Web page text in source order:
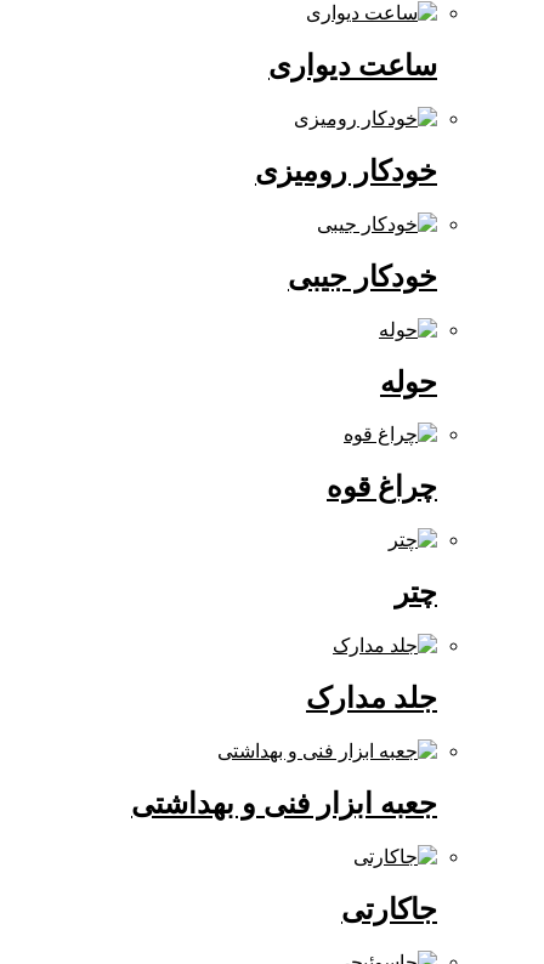
ساعت دیواری
خودکار رومیزی
خودکار جیبی
چراغ قوه
جلد مدارک
جعبه ابزار فنی و بهداشتی